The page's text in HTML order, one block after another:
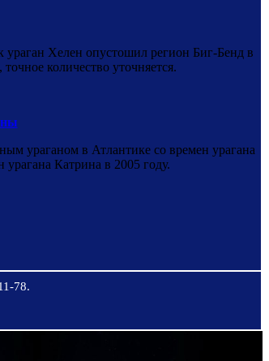
ураган Хелен опустошил регион Биг-Бенд в
количество уточняется.
ураганом в Атлантике со времен урагана
Катрина в 2005 году.
78.